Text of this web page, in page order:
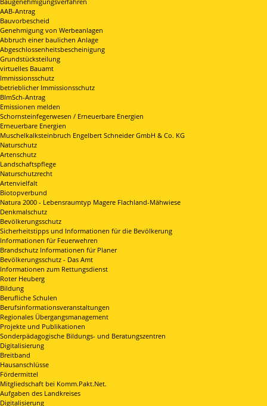
AAB-Antrag
Bauvorbescheid
Genehmigung von Werbeanlagen
Abbruch einer baulichen Anlage
Abgeschlossenheitsbescheinigung
Grundstücksteilung
virtuelles Bauamt
Immissionsschutz
betrieblicher Immissionsschutz
BImSch-Antrag
Emissionen melden
Schornsteinfegerwesen / Erneuerbare Energien
Erneuerbare Energien
Muschelkalksteinbruch Engelbert Schneider GmbH & Co. KG
Naturschutz
Artenschutz
Landschaftspflege
Naturschutzrecht
Artenvielfalt
Biotopverbund
Natura 2000 - Lebensraumtyp Magere Flachland-Mähwiese
Denkmalschutz
Bevölkerungsschutz
Sicherheitstipps und Informationen für die Bevölkerung
Informationen für Feuerwehren
Brandschutz Informationen für Planer
Bevölkerungsschutz - Das Amt
Informationen zum Rettungsdienst
Roter Heuberg
Bildung
Berufliche Schulen
Berufsinformationsveranstaltungen
Regionales Übergangsmanagement
Projekte und Publikationen
Sonderpädagogische Bildungs- und Beratungszentren
Digitalisierung
Breitband
Hausanschlüsse
Fördermittel
Mitgliedschaft bei Komm.Pakt.Net.
Aufgaben des Landkreises
Digitalisierung